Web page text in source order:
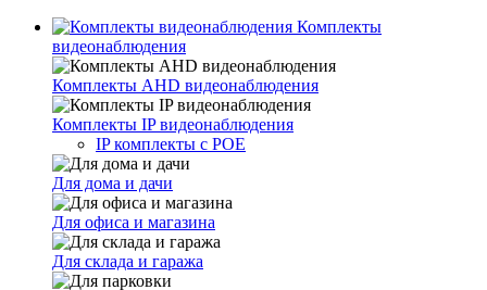
Комплекты
видеонаблюдения
Комплекты AHD видеонаблюдения
Комплекты IP видеонаблюдения
IP комплекты с POE
Для дома и дачи
Для офиса и магазина
Для склада и гаража